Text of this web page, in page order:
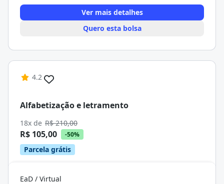
Ver mais detalhes
Quero esta bolsa
4.2
Alfabetização e letramento
18x de R$ 210,00
R$ 105,00 -50%
Parcela grátis
EaD / Virtual